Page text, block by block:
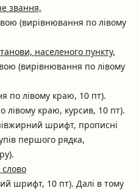
звання,
(вирівнювання по лівому
населеного пункту,
(вирівнювання по лівому
по лівому краю, 10 пт).
лівому краю, курсив, 10 пт).
шрифт, прописні
першого рядка,
слово
шрифт, 10 пт). Далі в тому